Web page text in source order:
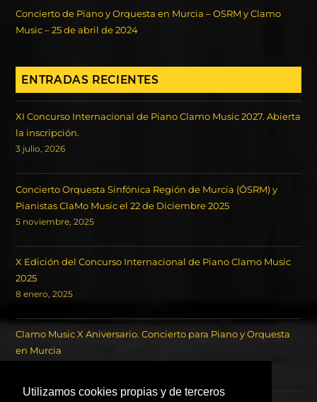
Utilizamos cookies propias y de terceros
Concierto de Piano y Orquesta en Murcia – OSRM y Clamo
Music – 25 de abril de 2024
ENTRADAS RECIENTES
XI Concurso Internacional de Piano Clamo Music 2027. Abierta
la inscripción.
3 julio, 2026
Concierto Orquesta Sinfónica Región de Murcia (ÖSRM) y
Pianistas ClaMo Music el 22 de Diciembre 2025
5 noviembre, 2025
X Edición del Concurso Internacional de Piano Clamo Music
2025
8 enero, 2025
Clamo Music X Aniversario. Concierto para Piano y Orquesta
en Murcia